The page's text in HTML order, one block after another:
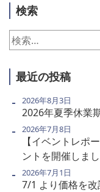
検索
検
索:
最近の投稿
2026年夏季休業
2026年8月3日
【イベントレポ
ントを開催しまし
2026年7月8日
7/1 より価格を
2026年7月1日